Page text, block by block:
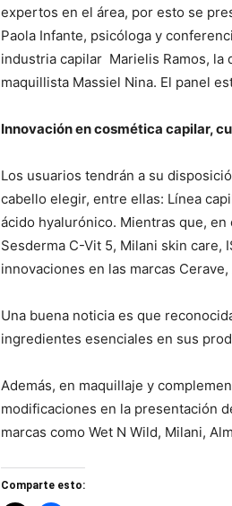
expertos en el área, por esto se
Paola Infante, psicóloga y
industria capilar Marielis Ramos,
maquillista Massiel Nina. El panel
Innovación en cosmética capilar,
Los usuarios tendrán a su
cabello elegir, entre ellas: Línea
ácido hyalurónico. Mientras que,
Sesderma C-Vit 5, Milani skin care,
innovaciones en las marcas
Una buena noticia es que
ingredientes esenciales en sus
Además, en maquillaje y
modificaciones en la presentación
marcas como Wet N Wild, Milani,
Comparte esto: